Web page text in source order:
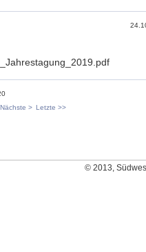
Nächste > Letzte >>
© 2013,